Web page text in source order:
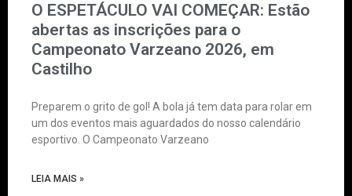
O ESPETÁCULO VAI COMEÇAR: Estão
abertas as inscrições para o
Campeonato Varzeano 2026, em
Castilho
Preparem o grito de gol! A bola já tem data para rolar em
um dos eventos mais aguardados do nosso calendário
esportivo. O Campeonato Varzeano
LEIA MAIS »